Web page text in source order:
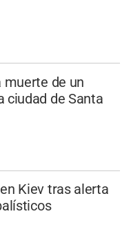
muerte de un
ciudad de Santa
Kiev tras alerta